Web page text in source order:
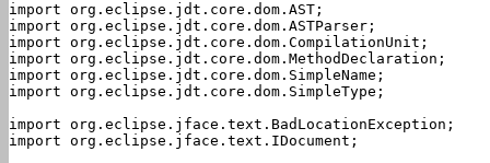
import org.eclipse.jdt.core.dom.AST;
import org.eclipse.jdt.core.dom.ASTParser;
import org.eclipse.jdt.core.dom.CompilationUnit;
import org.eclipse.jdt.core.dom.MethodDeclaration;
import org.eclipse.jdt.core.dom.SimpleName;
import org.eclipse.jdt.core.dom.SimpleType;
import org.eclipse.jface.text.BadLocationException;
import org.eclipse.jface.text.IDocument;